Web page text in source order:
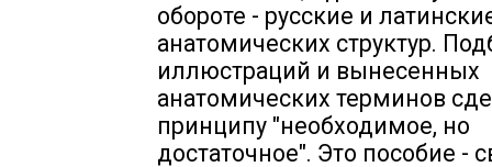
обороте - русские и
анатомических структур.
иллюстраций и вынесенных
анатомических терминов
принципу "необходимое, но
достаточное". Это пособие -